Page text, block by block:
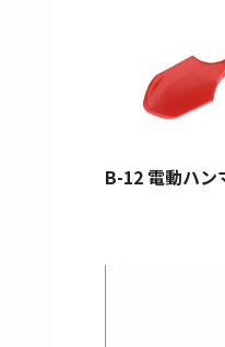
B-12 電動ハン